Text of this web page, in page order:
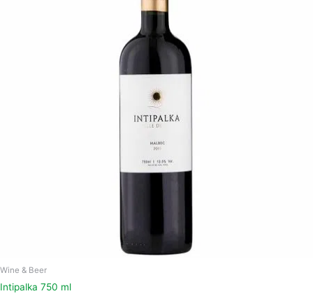
Wine & Beer
Intipalka 750 ml